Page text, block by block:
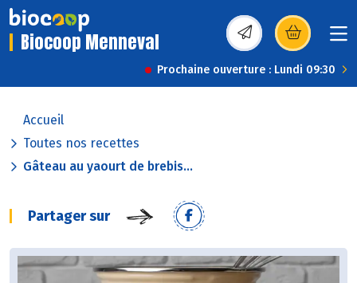
Biocoop Menneval (s’ouvre dans une
Prochaine ouverture : Lundi 09:30
Accueil
Toutes nos recettes
Gâteau au yaourt de brebis...
Partager sur